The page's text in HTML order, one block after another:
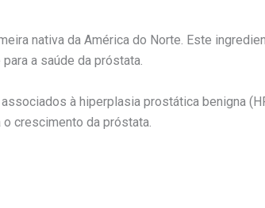
nativa da América do Norte. Este
a saúde da próstata.
à hiperplasia prostática benigna
crescimento da próstata.